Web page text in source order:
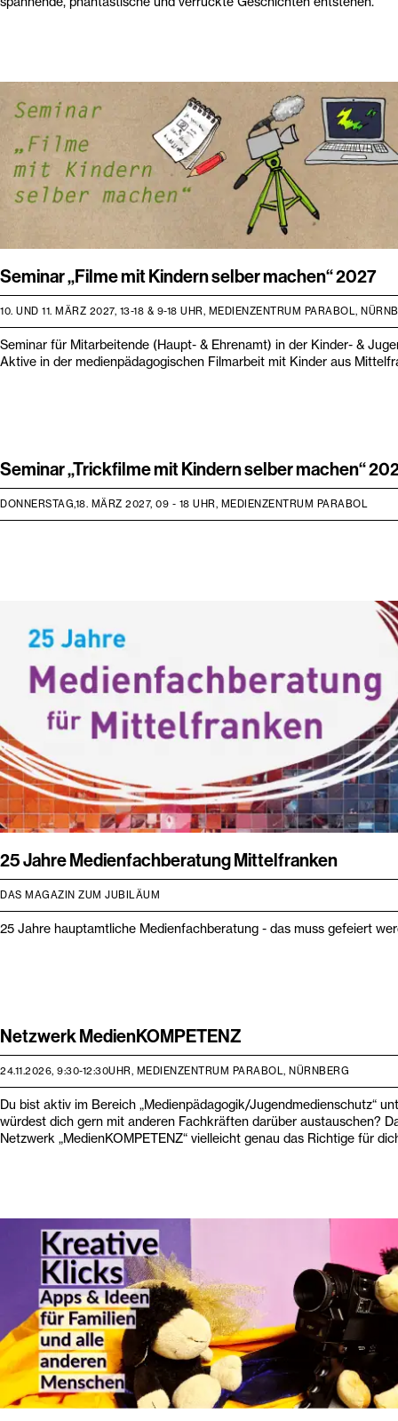
Seminar „Filme mit Kindern selber machen“ 2027
10. UND 11. MÄRZ 2027, 13-18 & 9-18 UHR, MEDIENZENTRUM PARABOL,
Seminar für Mitarbeitende (Haupt- & Ehrenamt) in der Kinder- &
Aktive in der medienpädagogischen Filmarbeit mit Kinder aus
Seminar „Trickfilme mit Kindern selber machen“
DONNERSTAG,18. MÄRZ 2027, 09 - 18 UHR, MEDIENZENTRUM PARABOL
25 Jahre Medienfachberatung Mittelfranken
DAS MAGAZIN ZUM JUBILÄUM
25 Jahre hauptamtliche Medienfachberatung - das muss gefeiert
Netzwerk MedienKOMPETENZ
24.11.2026, 9:30-12:30UHR, MEDIENZENTRUM PARABOL, NÜRNBERG
Du bist aktiv im Bereich „Medienpädagogik/Jugendmedienschutz“
würdest dich gern mit anderen Fachkräften darüber austauschen?
Netzwerk „MedienKOMPETENZ“ vielleicht genau das Richtige für